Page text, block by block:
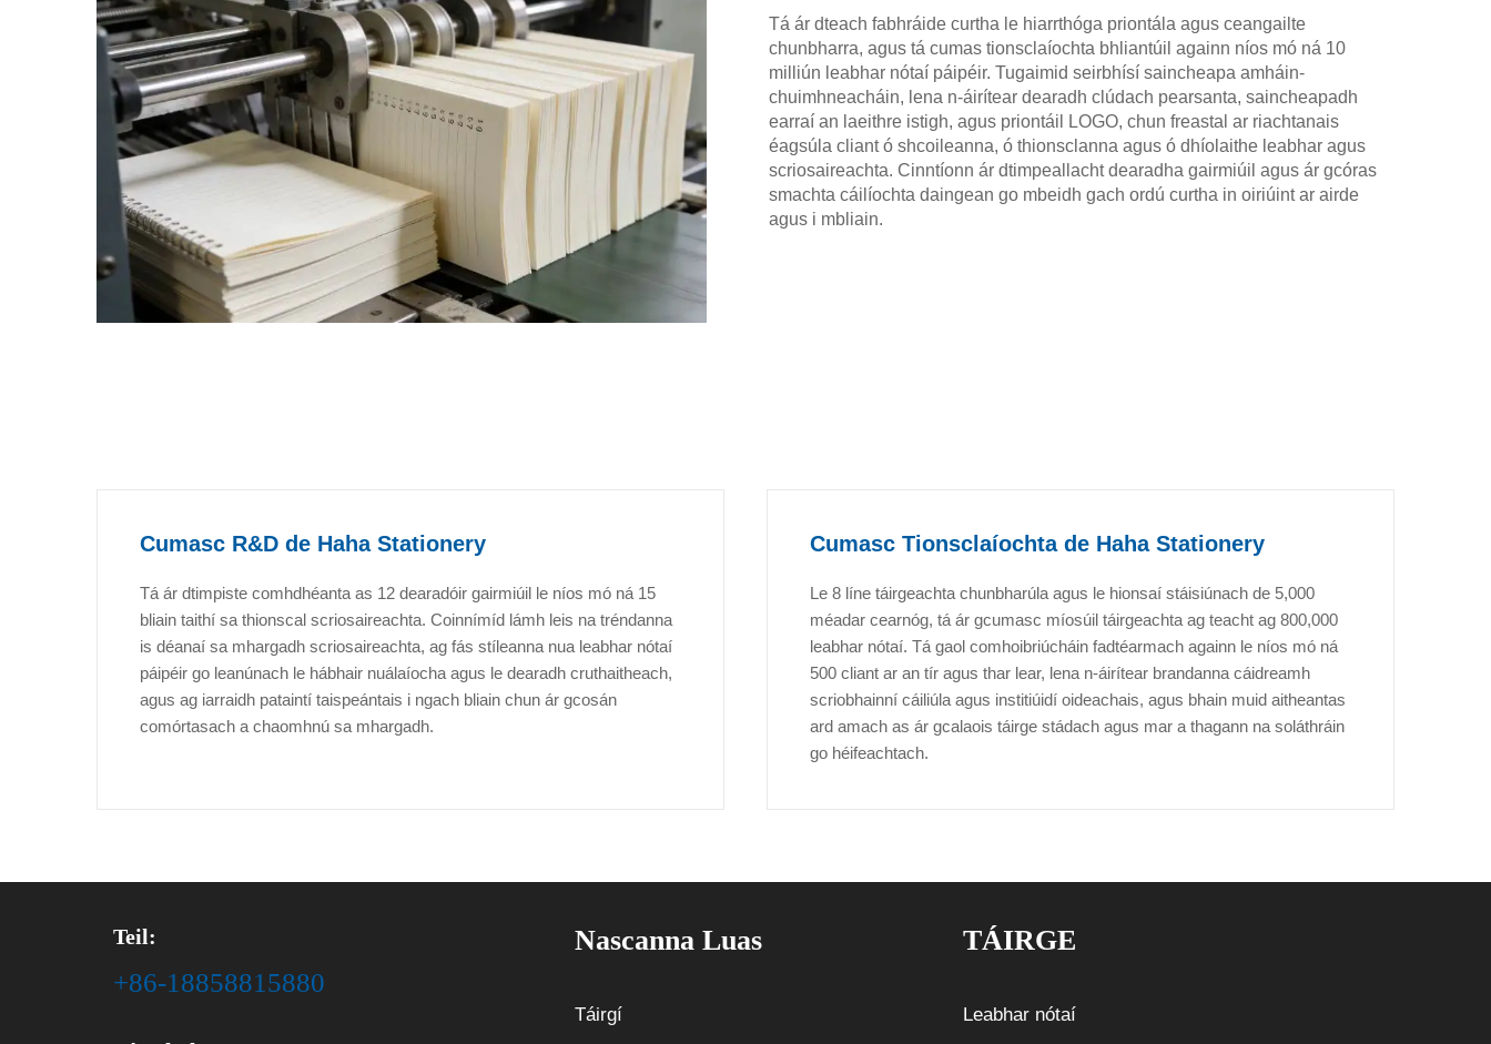
Tá ár dteach fabhráide curtha le hiarrthóga priontála agus ceangailte
chunbharra, agus tá cumas tionsclaíochta bhliantúil againn níos mó ná 10
milliún leabhar nótaí páipéir. Tugaimid seirbhísí saincheapa amháin-
chuimhneacháin, lena n-áirítear dearadh clúdach pearsanta, saincheapadh
earraí an laeithre istigh, agus priontáil LOGO, chun freastal ar riachtanais
éagsúla cliant ó shcoileanna, ó thionsclanna agus ó dhíolaithe leabhar agus
scriosaireachta. Cinntíonn ár dtimpeallacht dearadha gairmiúil agus ár gcóras
smachta cáilíochta daingean go mbeidh gach ordú curtha in oiriúint ar airde
agus i mbliain.
Cumasc R&D de Haha Stationery
Tá ár dtimpiste comhdhéanta as 12 dearadóir gairmiúil le níos mó ná 15
bliain taithí sa thionscal scriosaireachta. Coinnímíd lámh leis na tréndanna
is déanaí sa mhargadh scriosaireachta, ag fás stíleanna nua leabhar nótaí
páipéir go leanúnach le hábhair nuálaíocha agus le dearadh cruthaitheach,
agus ag iarraidh pataintí taispeántais i ngach bliain chun ár gcosán
comórtasach a chaomhnú sa mhargadh.
Cumasc Tionsclaíochta de Haha Stationery
Le 8 líne táirgeachta chunbharúla agus le hionsaí stáisiúnach de 5,000
méadar cearnóg, tá ár gcumasc míosúil táirgeachta ag teacht ag 800,000
leabhar nótaí. Tá gaol comhoibriúcháin fadtéarmach againn le níos mó ná
500 cliant ar an tír agus thar lear, lena n-áirítear brandanna cáidreamh
scriobhainní cáiliúla agus institiúidí oideachais, agus bhain muid aitheantas
ard amach as ár gcalaois táirge stádach agus mar a thagann na soláthráin
go héifeachtach.
Teil:
+86-18858815880
Nascanna Luas
Táirgí
TÁIRGE
Leabhar nótaí